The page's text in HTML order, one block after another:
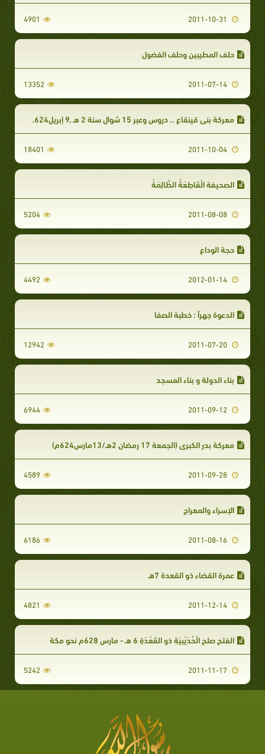
4901
حلف المطيبين وحلف الفضول
13352
معركة بني قينقاع .. دروس وعبر 15 شوال سنة 2 هـ ـ9 إبريل624.
18401
الصحيفة الْقَاطِعَةُ الظّالِمَةُ
5204
حجة الوداع
4492
الدعوة جهراً : خطبة الصفا
12942
بناء الدولة و بناء المسجد
6944
معركة بدر الكبرى (الجمعة 17 رمضان 2هـ/13مارس624م)
4589
الإسراء والمعراج
6186
عمرة القضاء ذو القعدة 7هـ
4821
الفتح صلح الْحُدَيْبِيَةِ ذو القَعْدَةِ 6 هـ - مارس 628م نحو مكة
5242